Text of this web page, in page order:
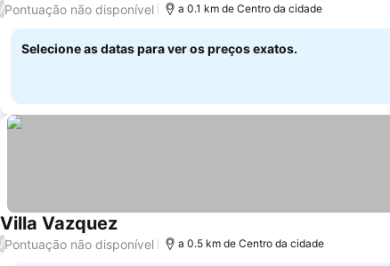
/Pontuação não disponível a 0.1 km de Centro da cidade
Selecione as datas para ver os preços exatos.
Villa Vazquez
/Pontuação não disponível a 0.5 km de Centro da cidade